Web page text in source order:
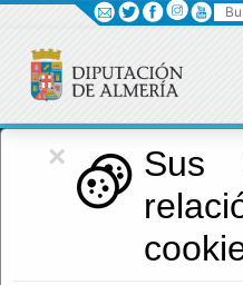
×
Sus
Diputación
Menú